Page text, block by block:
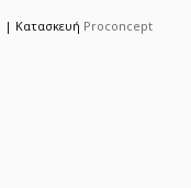
| Κατασκευή Proconcept